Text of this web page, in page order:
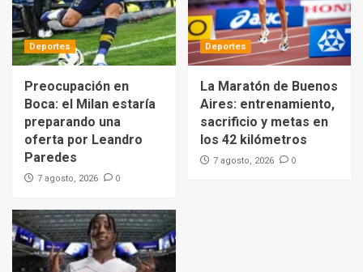
Deportes
Preocupación en
Boca: el Milan estaría
preparando una
oferta por Leandro
Paredes
7 agosto, 2026 0
Deportes
La Maratón de Buenos
Aires: entrenamiento,
sacrificio y metas en
los 42 kilómetros
7 agosto, 2026 0